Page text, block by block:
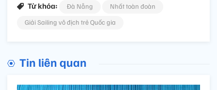
Từ khóa: Đà Nẵng
Nhất toàn đoàn
Giải Sailing vô địch trẻ Quốc gia
Tin liên quan